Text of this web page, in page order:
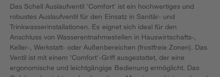
Das Schell Auslaufventil 'Comfort' ist ein hochwertiges und
robustes Auslaufventil für den Einsatz in Sanitär‑ und
Trinkwasserinstallationen. Es eignet sich ideal für den
Anschluss von Wasserentnahmestellen in Hauswirtschafts‑,
Keller‑, Werkstatt‑ oder Außenbereichen (frostfreie Zonen). Das
Ventil ist mit einem 'Comfort'‑Griff ausgestattet, der eine
ergonomische und leichtgängige Bedienung ermöglicht. Das